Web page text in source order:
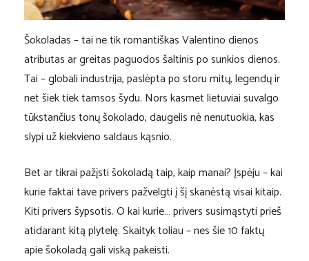
Šokoladas – tai ne tik romantiškas Valentino dienos
atributas ar greitas paguodos šaltinis po sunkios dienos.
Tai – globali industrija, paslėpta po storu mitų, legendų ir
net šiek tiek tamsos šydu. Nors kasmet lietuviai suvalgo
tūkstančius tonų šokolado, daugelis nė nenutuokia, kas
slypi už kiekvieno saldaus kąsnio.
Bet ar tikrai pažįsti šokoladą taip, kaip manai? Įspėju – kai
kurie faktai tave privers pažvelgti į šį skanėstą visai kitaip.
Kiti privers šypsotis. O kai kurie… privers susimąstyti prieš
atidarant kitą plytelę. Skaityk toliau – nes šie 10 faktų
apie šokoladą gali viską pakeisti.